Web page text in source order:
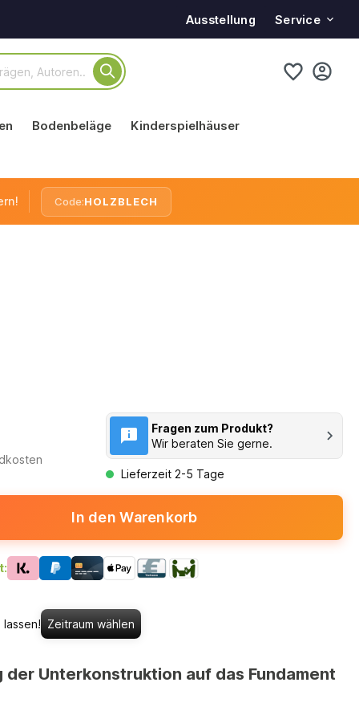
Ausstellung Service
Bodenbeläge Kinderspielhäuser
Code:HOLZBLECH
Fragen zum Produkt?
Wir beraten Sie gerne.
Lieferzeit 2-5 Tage
In den Warenkorb
Zeitraum wählen
Unterkonstruktion auf das Fundament